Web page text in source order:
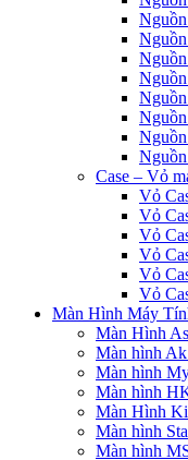
Case – Vỏ
Vỏ
Vỏ
Vỏ
Vỏ
Vỏ
Vỏ
Màn Hình Máy
Màn Hình
Màn hình
Màn hình
Màn hình
Màn Hình
Màn hình
Màn hình